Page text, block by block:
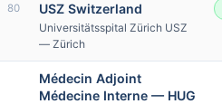
80
USZ Switzerland
Universitätsspital Zürich USZ
— Zürich
Médecin Adjoint
Médecine Interne — HUG